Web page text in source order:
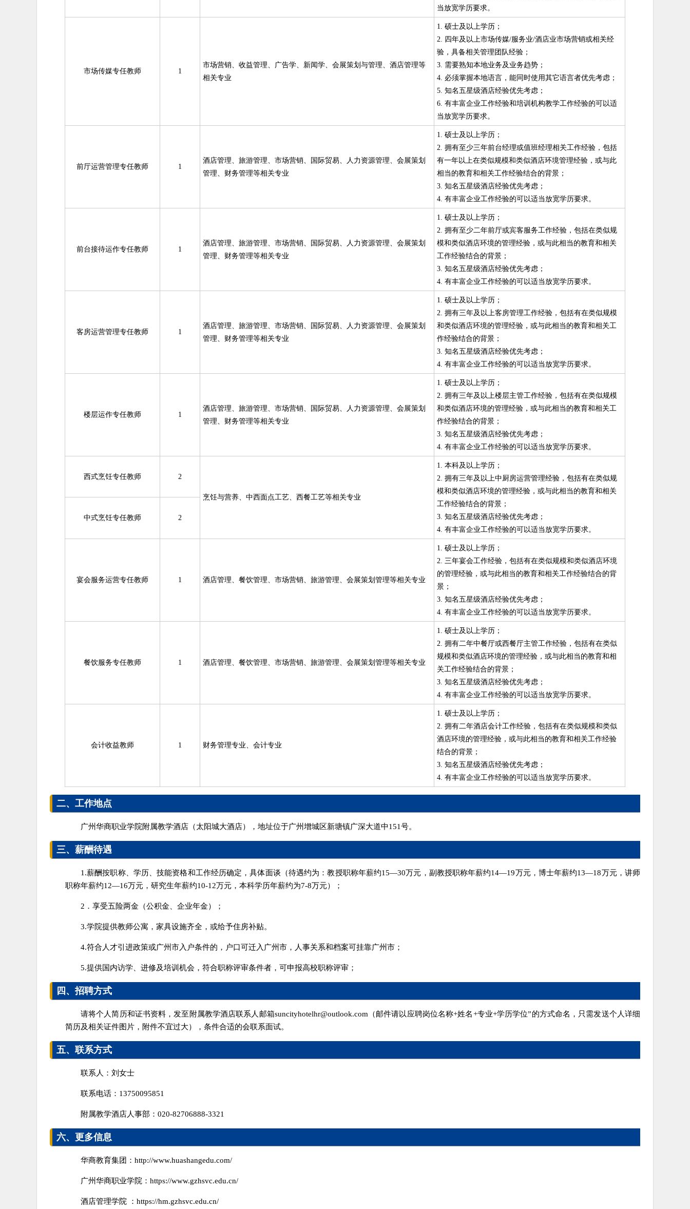
当放宽学历要求。
市场传媒专任教师 1
市场营销、收益管理、广告学、新闻学、会展策划与管理、酒店管理等
相关专业
1. 硕士及以上学历；
2. 四年及以上市场传媒/服务业/酒店业市场营销或相关经
验，具备相关管理团队经验；
3. 需要熟知本地业务及业务趋势；
4. 必须掌握本地语言，能同时使用其它语言者优先考虑；
5. 知名五星级酒店经验优先考虑；
6. 有丰富企业工作经验和培训机构教学工作经验的可以适
当放宽学历要求。
前厅运营管理专任教师 1
酒店管理、旅游管理、市场营销、国际贸易、人力资源管理、会展策划
管理、财务管理等相关专业
1. 硕士及以上学历；
2. 拥有至少三年前台经理或值班经理相关工作经验，包括
有一年以上在类似规模和类似酒店环境管理经验，或与此
相当的教育和相关工作经验结合的背景；
3. 知名五星级酒店经验优先考虑；
4. 有丰富企业工作经验的可以适当放宽学历要求。
前台接待运作专任教师 1
酒店管理、旅游管理、市场营销、国际贸易、人力资源管理、会展策划
管理、财务管理等相关专业
1. 硕士及以上学历；
2. 拥有至少二年前厅或宾客服务工作经验，包括在类似规
模和类似酒店环境的管理经验，或与此相当的教育和相关
工作经验结合的背景；
3. 知名五星级酒店经验优先考虑；
4. 有丰富企业工作经验的可以适当放宽学历要求。
客房运营管理专任教师 1
酒店管理、旅游管理、市场营销、国际贸易、人力资源管理、会展策划
管理、财务管理等相关专业
1. 硕士及以上学历；
2. 拥有三年及以上客房管理工作经验，包括有在类似规模
和类似酒店环境的管理经验，或与此相当的教育和相关工
作经验结合的背景；
3. 知名五星级酒店经验优先考虑；
4. 有丰富企业工作经验的可以适当放宽学历要求。
楼层运作专任教师 1
酒店管理、旅游管理、市场营销、国际贸易、人力资源管理、会展策划
管理、财务管理等相关专业
1. 硕士及以上学历；
2. 拥有三年及以上楼层主管工作经验，包括有在类似规模
和类似酒店环境的管理经验，或与此相当的教育和相关工
作经验结合的背景；
3. 知名五星级酒店经验优先考虑；
4. 有丰富企业工作经验的可以适当放宽学历要求。
西式烹饪专任教师 2
烹饪与营养、中西面点工艺、西餐工艺等相关专业
1. 本科及以上学历；
2. 拥有三年及以上中厨房运营管理经验，包括有在类似规
模和类似酒店环境的管理经验，或与此相当的教育和相关
工作经验结合的背景；
3. 知名五星级酒店经验优先考虑；
4. 有丰富企业工作经验的可以适当放宽学历要求。
中式烹饪专任教师 2
宴会服务运营专任教师 1 酒店管理、餐饮管理、市场营销、旅游管理、会展策划管理等相关专业
1. 硕士及以上学历；
2. 三年宴会工作经验，包括有在类似规模和类似酒店环境
的管理经验，或与此相当的教育和相关工作经验结合的背
景；
3. 知名五星级酒店经验优先考虑；
4. 有丰富企业工作经验的可以适当放宽学历要求。
餐饮服务专任教师 1 酒店管理、餐饮管理、市场营销、旅游管理、会展策划管理等相关专业
1. 硕士及以上学历；
2. 拥有二年中餐厅或西餐厅主管工作经验，包括有在类似
规模和类似酒店环境的管理经验，或与此相当的教育和相
关工作经验结合的背景；
3. 知名五星级酒店经验优先考虑；
4. 有丰富企业工作经验的可以适当放宽学历要求。
会计收益教师 1 财务管理专业、会计专业
1. 硕士及以上学历；
2. 拥有二年酒店会计工作经验，包括有在类似规模和类似
酒店环境的管理经验，或与此相当的教育和相关工作经验
结合的背景；
3. 知名五星级酒店经验优先考虑；
4. 有丰富企业工作经验的可以适当放宽学历要求。
二、工作地点
广州华商职业学院附属教学酒店（太阳城大酒店），地址位于广州增城区新塘镇广深大道中151号。
三、薪酬待遇
1.薪酬按职称、学历、技能资格和工作经历确定，具体面谈（待遇约为：教授职称年薪约15—30万元，副教授职称年薪约14—19万元，博士年薪约13—18万元，讲师
职称年薪约12—16万元，研究生年薪约10-12万元，本科学历年薪约为7-8万元）；
2．享受五险两金（公积金、企业年金）；
3.学院提供教师公寓，家具设施齐全，或给予住房补贴。
4.符合人才引进政策或广州市入户条件的，户口可迁入广州市，人事关系和档案可挂靠广州市；
5.提供国内访学、进修及培训机会，符合职称评审条件者，可申报高校职称评审；
四、招聘方式
请将个人简历和证书资料，发至附属教学酒店联系人邮箱suncityhotelhr@outlook.com（邮件请以应聘岗位名称+姓名+专业+学历学位”的方式命名，只需发送个人详细
简历及相关证件图片，附件不宜过大），条件合适的会联系面试。
五、联系方式
联系人：刘女士
联系电话：13750095851
附属教学酒店人事部：020-82706888-3321
六、更多信息
华商教育集团：http://www.huashangedu.com/
广州华商职业学院：https://www.gzhsvc.edu.cn/
酒店管理学院 ：https://hm.gzhsvc.edu.cn/